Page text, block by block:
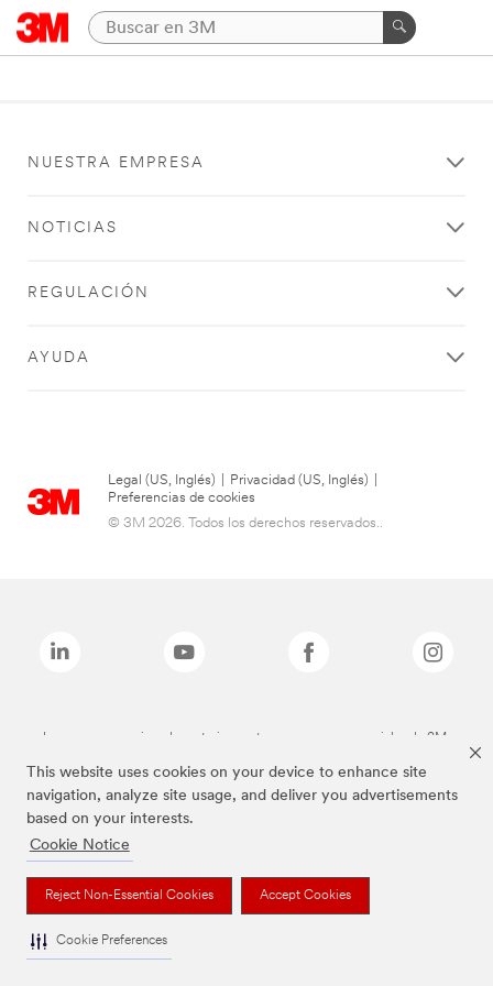
This website uses cookies on your device to enhance site
navigation, analyze site usage, and deliver you advertisements
based on your interests.
Cookie Notice
Reject Non-Essential Cookies Accept Cookies
Cookie Preferences
NUESTRA EMPRESA
NOTICIAS
REGULACIÓN
AYUDA
Legal (US, Inglés) Privacidad (US, Inglés)
Preferencias de cookies
© 3M 2026. Todos los derechos reservados..
Las marcas mencionadas anteriormente son marcas comerciales de 3M.